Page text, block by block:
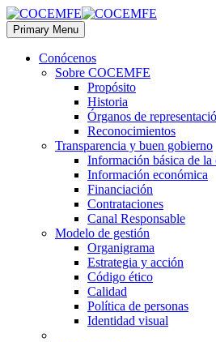
Primary Menu
Conócenos
Sobre COCEMFE
Propósito
Historia
Órganos de
Reconocimientos
Transparencia y buen gobierno
Información básica de la
Información económica
Financiación
Contrataciones
Canal Responsable
Modelo de gestión
Organigrama
Estrategia y acción
Código ético
Calidad
Política de personas
Identidad visual